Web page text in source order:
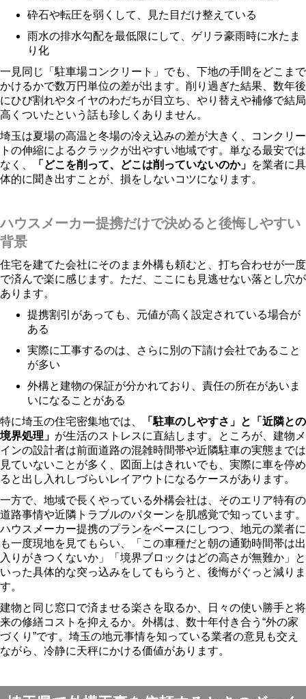
砕石や転圧を弱くして、見た目だけ整えている
雨水の排水勾配を最低限にして、ゲリラ豪雨時に水たま
り化
一見同じ「駐車場コンクリート」でも、下地の手間をどこまで
かけるかで数万円単位の差が出ます。削り過ぎた結果、数年後
にひび割れやタイヤのわだちが目立ち、やり替えや補修で結局
高くついたという話も珍しくありません。
埼玉は夏場の高温と冬場の冷え込みの差が大きく、コンクリー
トの伸縮によるクラックが出やすい地域です。単なる最安では
なく、
「どこを削って、どこは削っていないのか」 を業者に具
体的に聞き出すことが、損をしないコツになります。
ハウスメーカー提携だけで決めると後悔しやすい
背景
住宅を建てた会社にそのまま外構も頼むと、打ち合わせが一度
で済んで楽に感じます。ただ、ここにも見逃せない落とし穴が
あります。
提携割引があっても、元値が高く設定されている場合が
ある
実際に工事するのは、さらに別の下請け会社であること
が多い
外構と建物の保証が分かれており、責任の所在があいま
いになることがある
特に埼玉の住宅密集地では、
「駐車のしやすさ」と「近隣との
境界処理」 が生活のストレスに直結します。ところが、建物メ
インの設計者は前面道路の混雑時間帯や近隣駐車の実態までは
見ていないことが多く、図面上はきれいでも、実際に車を停め
ると出し入れしづらいレイアウトになるケースがあります。
一方で、地域で長くやっている外構会社は、そのエリア特有の
道路事情や近隣トラブルのパターンを肌感覚で知っています。
ハウスメーカー提携のプランをベースにしつつ、地元の業者に
も一度現地を見てもらい、「この車種だと朝の通勤時間帯は出
入りがきつくないか」「境界ブロックはどの高さが無難か」と
いった具体的な突っ込みをしてもらうと、後悔がぐっと減りま
す。
建物と同じ窓口で済ませる楽さを取るか、日々の使い勝手と将
来の修繕コストを抑えるか。外構は、数十年付き合う“外の家
づくり”です。埼玉の地元事情を知っている業者の意見も交え
ながら、冷静に天秤にかける価値があります。